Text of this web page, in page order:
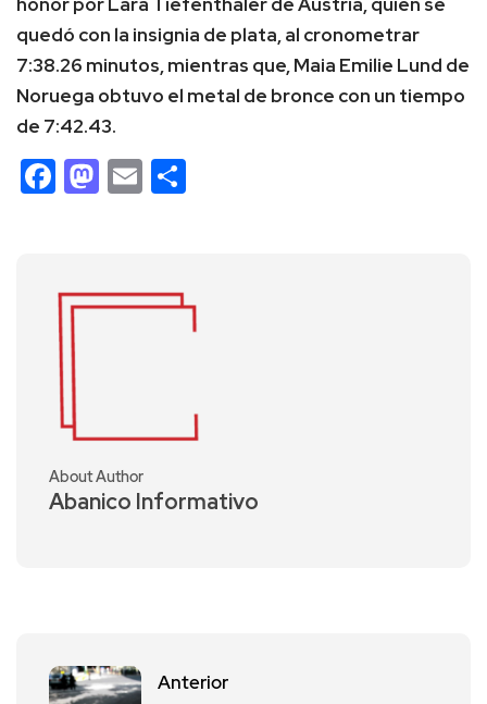
quedó con la insignia de plata, al cronometrar
7:38.26 minutos, mientras que, Maia Emilie Lund de
Noruega obtuvo el metal de bronce con un tiempo
de 7:42.43.
Facebook
Mastodon
Email
About Author
Abanico Informativo
Anterior